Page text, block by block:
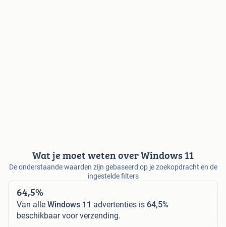
Wat je moet weten over Windows 11
De onderstaande waarden zijn gebaseerd op je zoekopdracht en de
ingestelde filters
64,5%
Van alle Windows 11 advertenties is 64,5%
beschikbaar voor verzending.